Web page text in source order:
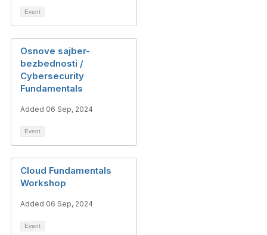
Event
Osnove sajber-
bezbednosti /
Cybersecurity
Fundamentals
Added 06 Sep, 2024
Event
Cloud Fundamentals
Workshop
Added 06 Sep, 2024
Event